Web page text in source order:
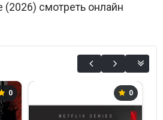
смотреть онлайн
0 0